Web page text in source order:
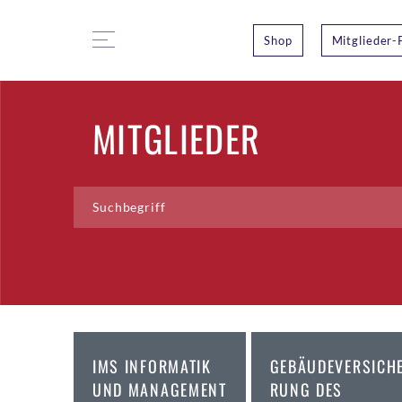
Shop Mitglieder-
MITGLIEDER
IMS INFORMATIK
UND MANAGEMENT
GEBÄUDEVERSICHE
RUNG DES